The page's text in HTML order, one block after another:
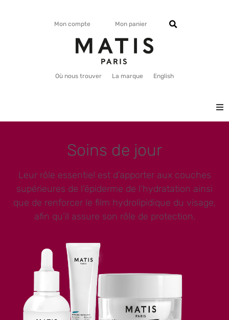
Où nous trouver La marque English
Mon compte Mon panier
MATISMAG
Soins de jour
Leur rôle essentiel est d’apporter aux couches
supérieures de l’épiderme de l’hydratation ainsi
que de renforcer le film hydrolipidique du visage,
afin qu’il assure son rôle de protection.